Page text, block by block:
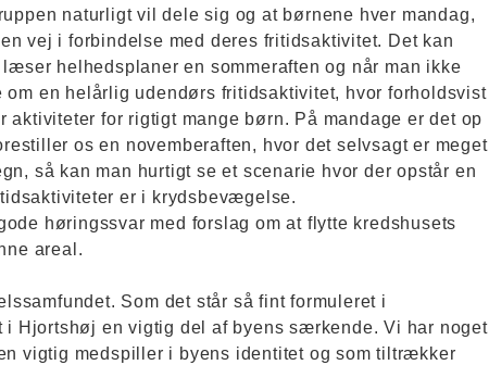
naturligt vil dele sig og at børnene hver mandag,
vej i forbindelse med deres fritidsaktivitet. Det kan
helhedsplaner en sommeraften og når man ikke
om en helårlig udendørs fritidsaktivitet, hvor forholdsvist
aktiviteter for rigtigt mange børn. På mandage er det op
os en novemberaften, hvor det selvsagt er meget
så kan man hurtigt se et scenarie hvor der opstår en
er i krydsbevægelse.
høringssvar med forslag om at flytte kredshusets
areal.
Som det står så fint formuleret i
i Hjortshøj en vigtig del af byens særkende. Vi har noget
vigtig medspiller i byens identitet og som tiltrækker